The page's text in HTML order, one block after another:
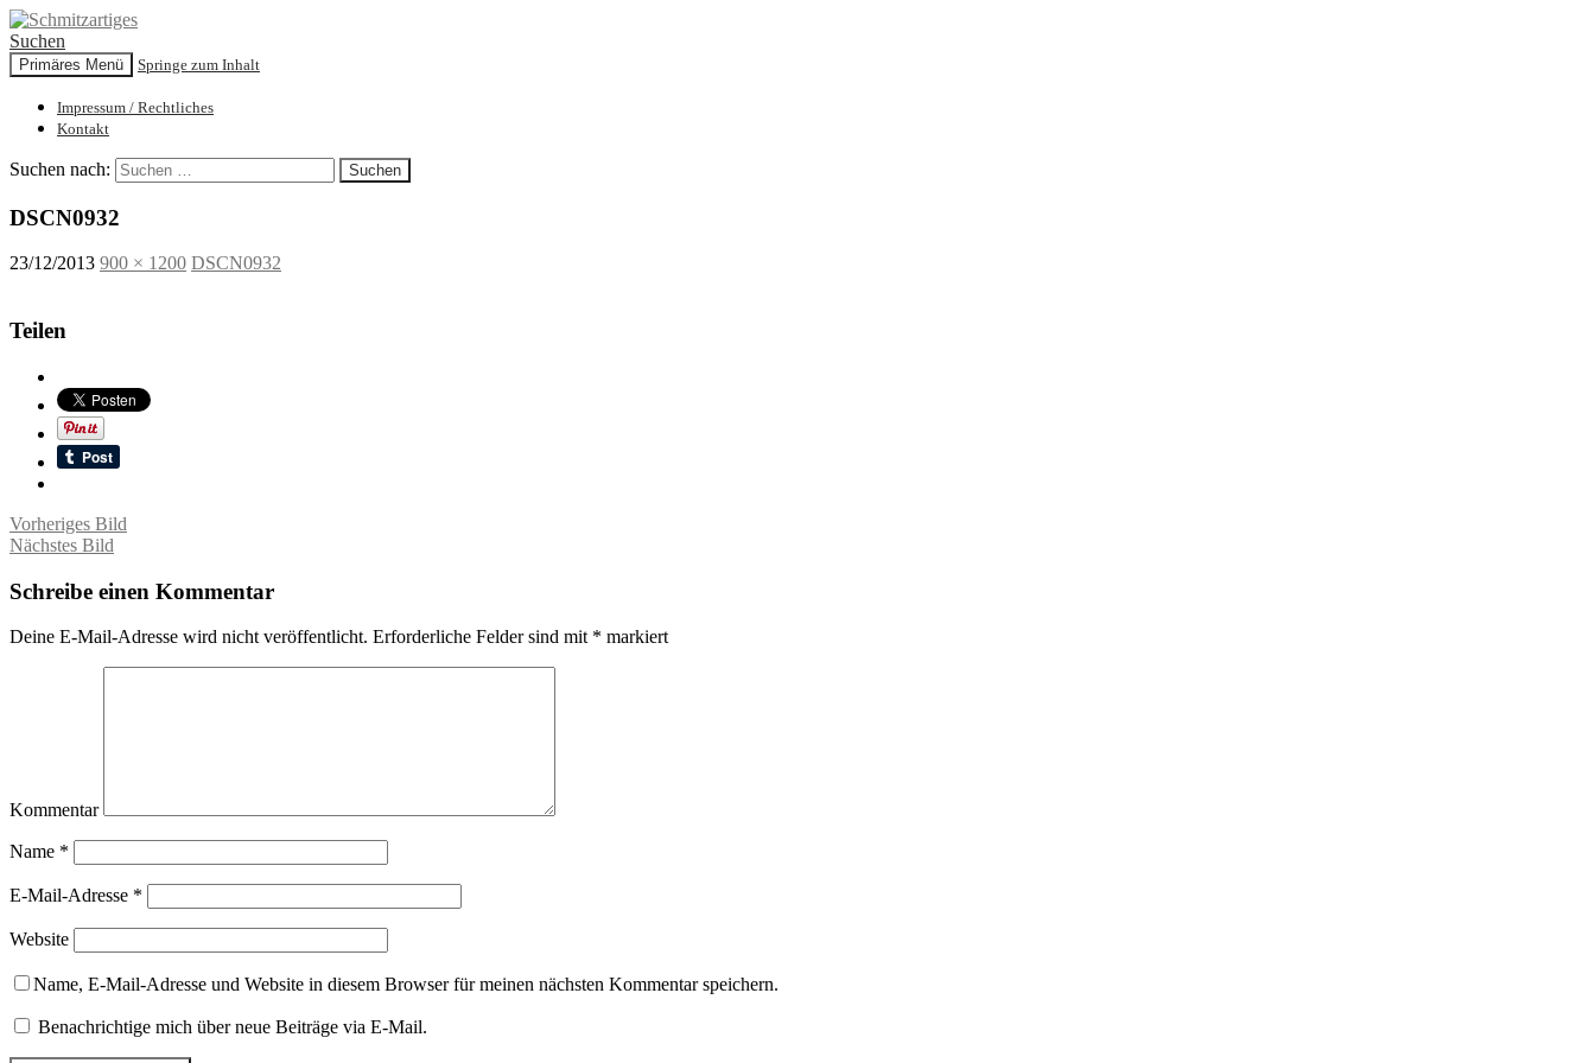
Schmitzartiges
Suchen
Primäres Menü Springe zum Inhalt
Impressum / Rechtliches
Kontakt
Suchen nach:
DSCN0932
23/12/2013 900 × 1200 DSCN0932
Teilen
Vorheriges Bild
Nächstes Bild
Schreibe einen Kommentar
Deine E-Mail-Adresse wird nicht veröffentlicht. Erforderliche Felder sind mit * markiert
Kommentar
Name *
E-Mail-Adresse *
Website
Name, E-Mail-Adresse und Website in diesem Browser für meinen nächsten Kommentar speichern.
Benachrichtige mich über neue Beiträge via E-Mail.